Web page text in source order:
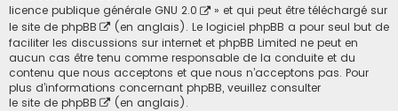
licence publique générale GNU 2.0
» et qui peut être téléchargé sur
le site de phpBB
(en anglais). Le logiciel phpBB a pour seul but de
faciliter les discussions sur internet et phpBB Limited ne peut en
aucun cas être tenu comme responsable de la conduite et du
contenu que nous acceptons et que nous n’acceptons pas. Pour
plus d’informations concernant phpBB, veuillez consulter
le site de phpBB
(en anglais).